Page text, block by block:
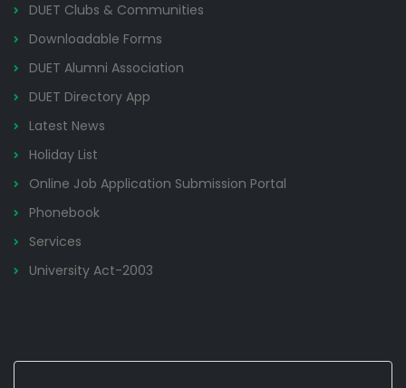
DUET Clubs & Communities
Downloadable Forms
DUET Alumni Association
DUET Directory App
Latest News
Holiday List
Online Job Application Submission Portal
Phonebook
Services
University Act-2003